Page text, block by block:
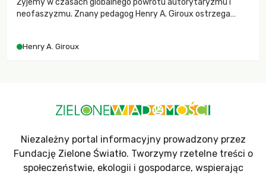
Żyjemy w czasach globalnego powrotu autorytaryzmu i
neofaszyzmu. Znany pedagog Henry A. Giroux ostrzega
wychowają świadomych obywateli?
Henry A. Giroux
Niezależny portal informacyjny prowadzony przez
Fundację Zielone Światło. Tworzymy rzetelne treści o
społeczeństwie, ekologii i gospodarce, wspierając